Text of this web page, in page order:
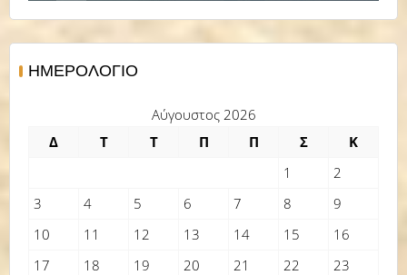
ΗΜΕΡΟΛΌΓΙΟ
Αύγουστος 2026
Δ
Τ Τ Π Π Σ
Κ
1
2
3
4 5 6 7 8
9
10
11 12 13 14 15
16
17
18 19 20 21 22
23